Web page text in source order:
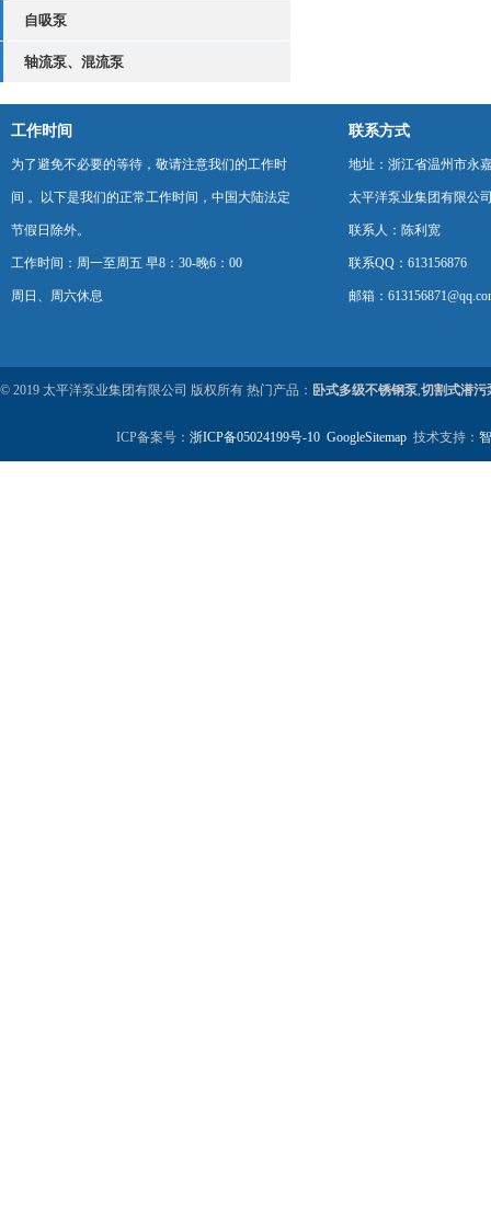
自吸泵
轴流泵、混流泵
工作时间
为了避免不必要的等待，敬请注意我们的工作时
间 。以下是我们的正常工作时间，中国大陆法定
节假日除外。
工作时间：周一至周五 早8：30-晚6：00
周日、周六休息
联系方式
地址：浙江省温州市永
太平洋泵业集团有限公
联系人：陈利宽
联系QQ：613156876
邮箱：
© 2019 太平洋泵业集团有限公司 版权所有 热门产品： 卧式多级不锈钢泵,切割式潜污
ICP备案号： 浙ICP备05024199号-10 GoogleSitemap 技术支持：